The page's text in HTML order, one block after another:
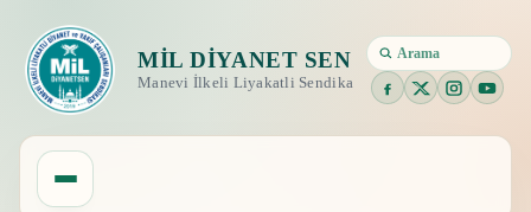
MIL DIYANET SEN
Manevi İlkeli Liyakatli Sendika
Menu